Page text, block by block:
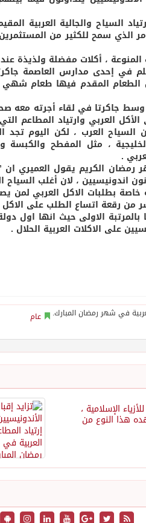
السياح والجالية العربية
الذي سمح للكثير من
، أكلات مفضلة ولذيذة
في إحدى مدارس العاصمة
الطعام المقدم فيها طعام
جاكرتا في لقاء أجرته معه
العربي وارتياد المطاعم
العرب ، لكن اليوم تجد
، مثل المفطح والكبسة
.
الكريم يقول العميري
بطلبات الاكل العربي لمن
رقعة اتساع الطلب على الاكل
بالمرتبة الاولى حيث انها اول
على الاكلات العربية الحلال .
عام
الإسلامية ،
هذا النوع من